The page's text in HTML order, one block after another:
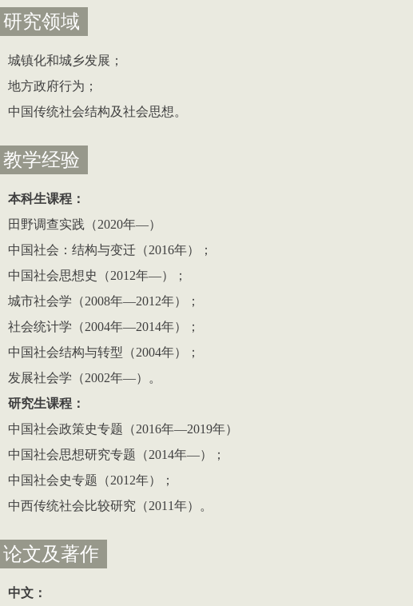
研究领域
城镇化和城乡发展；
地方政府行为；
中国传统社会结构及社会思想。
教学经验
本科生课程：
田野调查实践（2020年—）
中国社会：结构与变迁（2016年）；
中国社会思想史（2012年—）；
城市社会学（2008年—2012年）；
社会统计学（2004年—2014年）；
中国社会结构与转型（2004年）；
发展社会学（2002年—）。
研究生课程：
中国社会政策史专题（2016年—2019年）
中国社会思想研究专题（2014年—）；
中国社会史专题（2012年）；
中西传统社会比较研究（2011年）。
论文及著作
中文：